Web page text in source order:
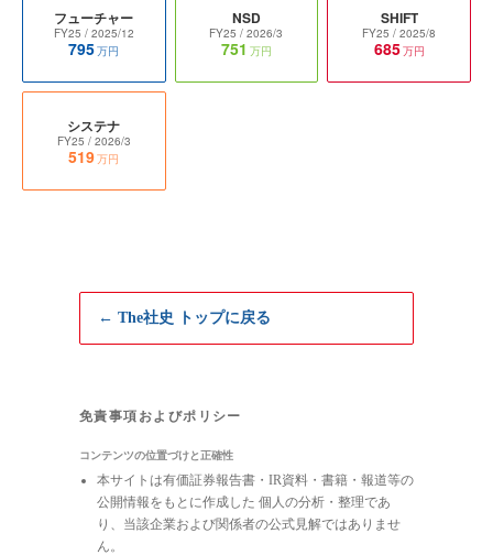
フューチャー
FY25 / 2025/12
795万円
NSD
FY25 / 2026/3
751 万円
SHIFT
FY25 / 2025/8
685万円
システナ
FY25 / 2026/3
519万円
← The社史 トップに戻る
免責事項およびポリシー
コンテンツの位置づけと正確性
本サイトは有価証券報告書・IR資料・書籍・報道等の
公開情報をもとに作成した 個人の分析・整理であ
り、当該企業および関係者の公式見解ではありませ
ん。